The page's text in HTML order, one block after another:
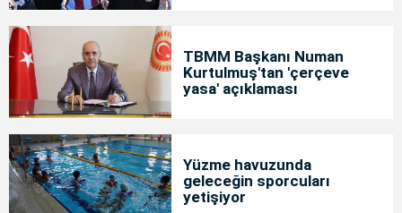
TBMM Başkanı Numan
Kurtulmuş'tan 'çerçeve
yasa' açıklaması
Yüzme havuzunda
geleceğin sporcuları
yetişiyor